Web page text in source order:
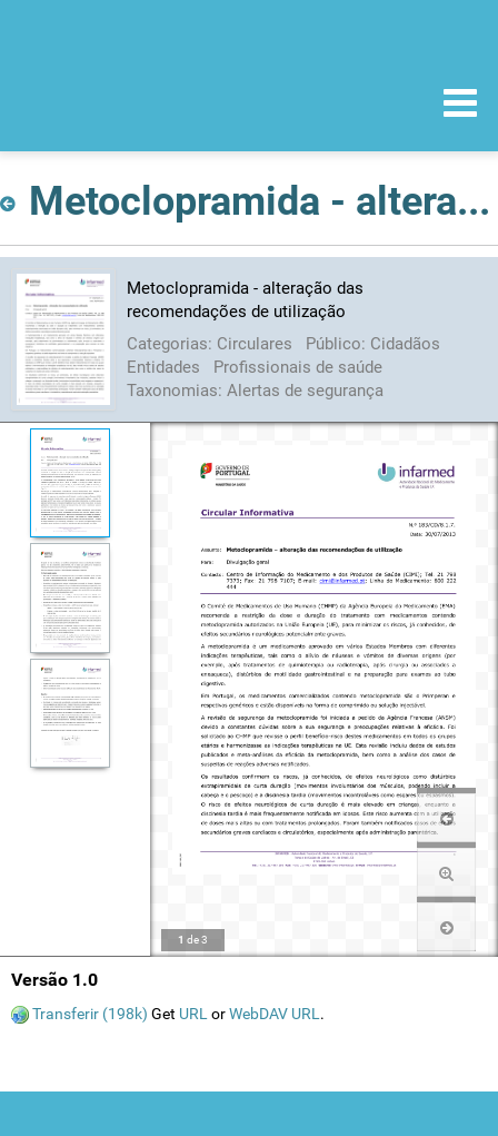
Metoclopramida - alteração das recomendações de utilização
Metoclopramida - alteração das
recomendações de utilização
Categorias: Circulares Público: Cidadãos
Entidades
Profissionais de saúde
Taxonomias: Alertas de segurança
1 de3
Versão 1.0
Transferir (198k) Get URL orWebDAV URL .